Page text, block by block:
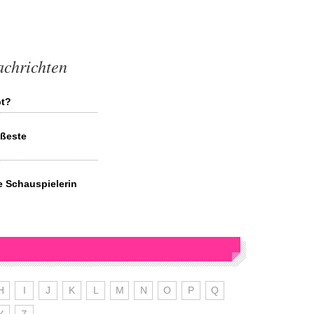
Schauspielerin
I J K L M N O P Q